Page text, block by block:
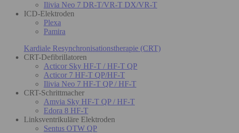
Ilivia Neo 7 DR-T/VR-T DX/VR-T
ICD-Elektroden
Plexa
Pamira
Kardiale Resynchronisationstherapie (CRT)
CRT-Defibrillatoren
Acticor Sky HF-T / HF-T QP
Acticor 7 HF-T QP/HF-T
Ilivia Neo 7 HF-T QP / HF-T
CRT-Schrittmacher
Amvia Sky HF-T QP / HF-T
Edora 8 HF-T
Linksventrikuläre Elektroden
Sentus OTW QP